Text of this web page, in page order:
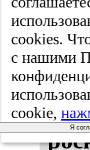
P,
cооkies.
с нашими
cookie,
Я